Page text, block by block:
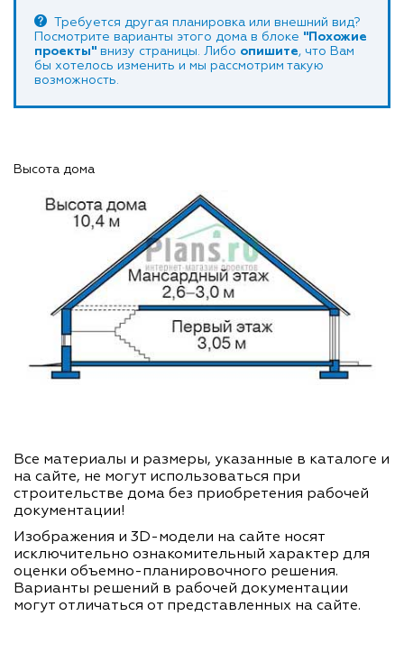
Требуется другая планировка или внешний вид?
Посмотрите варианты этого дома в блоке "Похожие
проекты" внизу страницы. Либо опишите, что Вам
бы хотелось изменить и мы рассмотрим такую
возможность.
Высота дома
Все материалы и размеры, указанные в каталоге и
на сайте, не могут использоваться при
строительстве дома без приобретения рабочей
документации!
Изображения и 3D-модели на сайте носят
исключительно ознакомительный характер для
оценки объемно-планировочного решения.
Варианты решений в рабочей документации
могут отличаться от представленных на сайте.